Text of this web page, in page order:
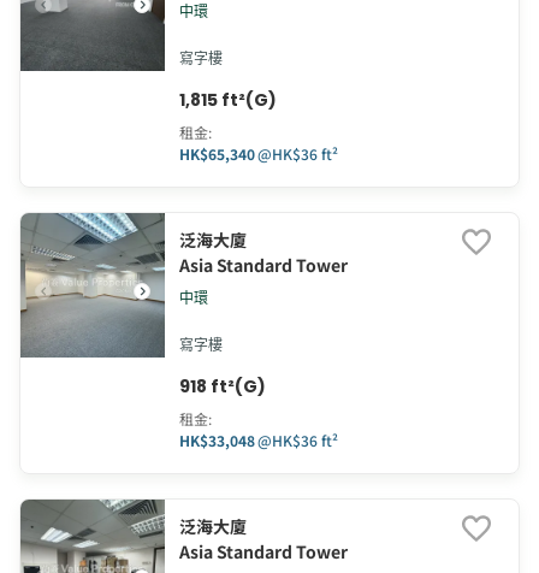
中環
寫字樓
1,815 ft²(G)
租金:
HK$65,340@HK$36 ft²
泛海大廈
Asia Standard Tower
中環
寫字樓
918 ft²(G)
租金:
HK$33,048@HK$36 ft²
泛海大廈
Asia Standard Tower